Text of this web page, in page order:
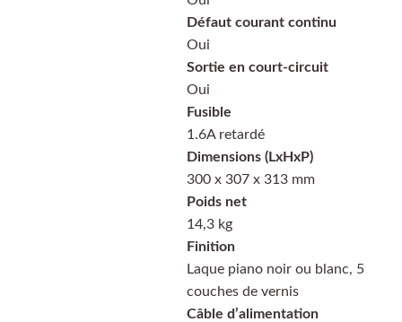
Défaut courant continu
Oui
Sortie en court-circuit
Oui
Fusible
1.6A retardé
Dimensions (LxHxP)
300 x 307 x 313 mm
Poids net
14,3 kg
Finition
Laque piano noir ou blanc, 5
couches de vernis
Câble d’alimentation